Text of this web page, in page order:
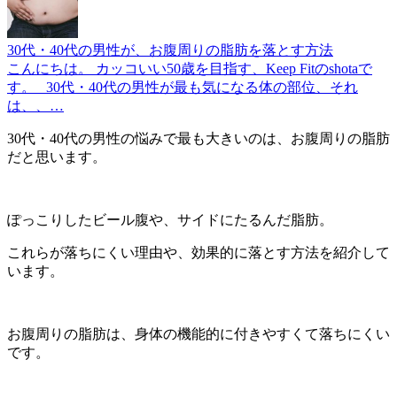
30代・40代の男性が、お腹周りの脂肪を落とす方法
こんにちは。 カッコいい50歳を目指す、Keep Fitのshotaで
す。 30代・40代の男性が最も気になる体の部位、それ
は、、…
30代・40代の男性の悩みで最も大きいのは、お腹周りの脂肪
だと思います。
ぽっこりしたビール腹や、サイドにたるんだ脂肪。
これらが落ちにくい理由や、効果的に落とす方法を紹介して
います。
お腹周りの脂肪は、身体の機能的に付きやすくて落ちにくい
です。